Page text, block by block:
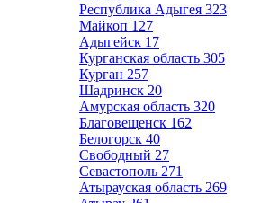
Республика Адыгея 323
Майкоп 127
Адыгейск 17
Курганская область 305
Курган 257
Шадринск 20
Амурская область 320
Благовещенск 162
Белогорск 40
Свободный 27
Севастополь 271
Атырауская область 269